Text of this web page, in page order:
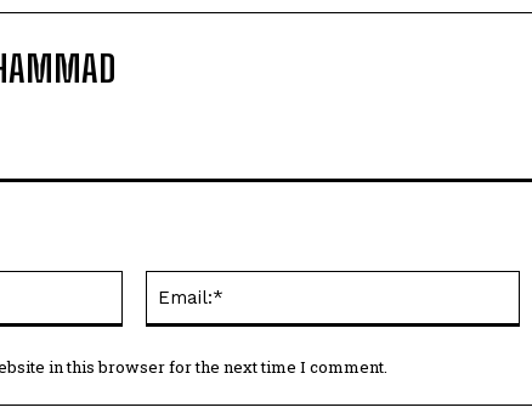
in this browser for the next time I comment.